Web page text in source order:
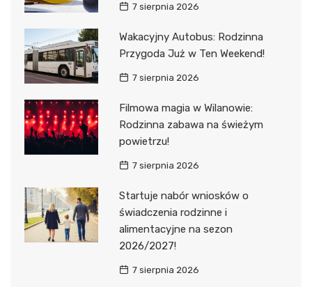
7 sierpnia 2026
Wakacyjny Autobus: Rodzinna
Przygoda Już w Ten Weekend!
7 sierpnia 2026
Filmowa magia w Wilanowie:
Rodzinna zabawa na świeżym
powietrzu!
7 sierpnia 2026
Startuje nabór wniosków o
świadczenia rodzinne i
alimentacyjne na sezon
2026/2027!
7 sierpnia 2026